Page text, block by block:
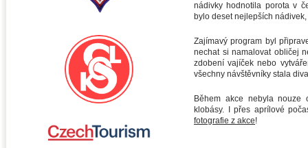
nádivky hodnotila porota v
bylo deset nejlepších
Zajímavý program byl
nechat si namalovat obličej
zdobení vajíček nebo
všechny návštěvníky stala
Během akce nebyla nouze
klobásy. I přes aprílové
fotografie z akce!